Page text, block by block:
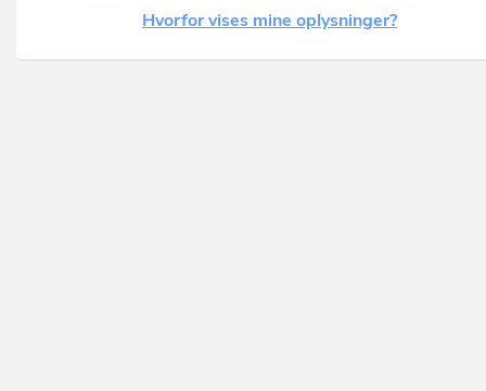
Hvorfor vises mine oplysninger?